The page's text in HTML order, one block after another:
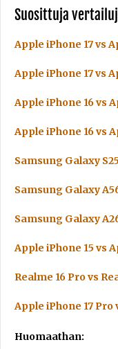
Suosittuja
Apple iPhone 17 vs
Apple iPhone 17 vs
Apple iPhone 16 vs
Apple iPhone 16 vs
Samsung Galaxy
Samsung Galaxy
Samsung Galaxy
Apple iPhone 15 vs
Realme 16 Pro vs
Apple iPhone 17 Pro
Huomaathan: